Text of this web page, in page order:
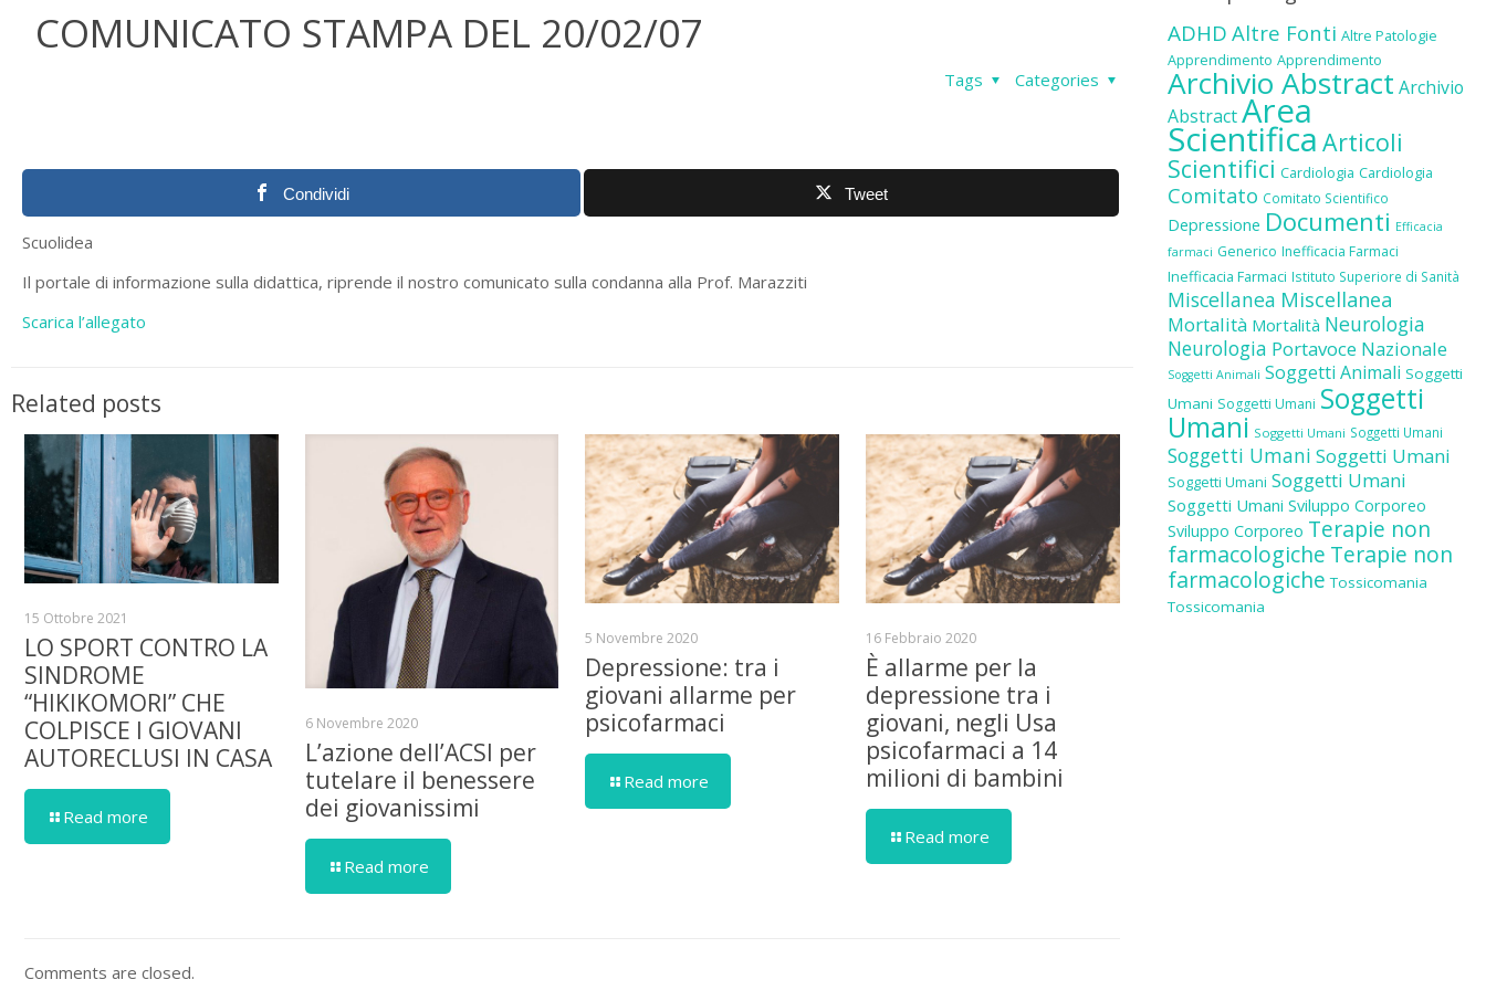
COMUNICATO STAMPA DEL 20/02/07
Categories
Tags
Condividi Tweet
Scuolidea
Il portale di informazione sulla didattica, riprende il nostro comunicato sulla condanna alla Prof. Marazziti
Scarica l’allegato
Related posts
15 Ottobre 2021
LO SPORT CONTRO LA
SINDROME
“HIKIKOMORI” CHE
COLPISCE I GIOVANI
AUTORECLUSI IN CASA
Read more
6 Novembre 2020
L’azione dell’ACSI per
tutelare il benessere
dei giovanissimi
Read more
5 Novembre 2020
Depressione: tra i
giovani allarme per
psicofarmaci
Read more
16 Febbraio 2020
È allarme per la
depressione tra i
giovani, negli Usa
psicofarmaci a 14
milioni di bambini
Read more
Comments are closed.
ADHD Altre Fonti Altre Patologie
Apprendimento Apprendimento
Archivio Abstract Archivio
AbstractArea
Scientifica Articoli
Scientifici Cardiologia Cardiologia
Comitato Comitato Scientifico
Depressione Documenti Efficacia
farmaci Generico Inefficacia Farmaci
Inefficacia Farmaci Istituto Superiore di Sanità
Miscellanea Miscellanea
Mortalità Mortalità Neurologia
Neurologia Portavoce Nazionale
Soggetti Animali Soggetti Animali Soggetti
Umani Soggetti Umani Soggetti
Umani Soggetti Umani Soggetti Umani
Soggetti Umani Soggetti Umani
Soggetti Umani Soggetti Umani
Soggetti Umani Sviluppo Corporeo
Sviluppo Corporeo Terapie non
farmacologiche Terapie non
farmacologiche Tossicomania
Tossicomania